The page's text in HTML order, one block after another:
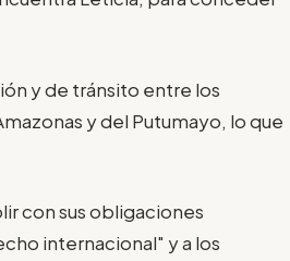
y de tránsito entre los
y del Putumayo, lo que
con sus obligaciones
internacional" y a los